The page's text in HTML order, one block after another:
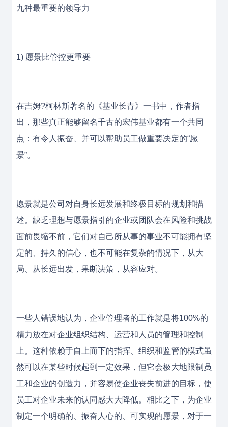
九种最重要的领导力
1) 愿景比管控更重要
在吉姆?柯林斯著名的《基业长青》一书中，作者指
出，那些真正能够留名千古的宏伟基业都有一个共同
点：有令人振奋、并可以帮助员工做重要决定的“愿
景”。
愿景就是公司对自身长远发展和终极目标的规划和描
述。缺乏理想与愿景指引的企业或团队会在风险和挑战
面前畏缩不前，它们对自己所从事的事业不可能拥有坚
定的、持久的信心，也不可能在复杂的情况下，从大
局、从长远出发，果断决策，从容应对。
一些人错误地认为，企业管理者的工作就是将100%的
精力放在对企业组织结构、运营和人员的管理和控制
上。这种依赖于自上而下的指挥、组织和监管的模式虽
然可以在某些时候起到一定效果，但它会极大地限制员
工和企业的创造力，并容易使企业丧失前进的目标，使
员工对企业未来的认同感大大降低。相比之下，为企业
制定一个明确的、振奋人心的、可实现的愿景，对于一